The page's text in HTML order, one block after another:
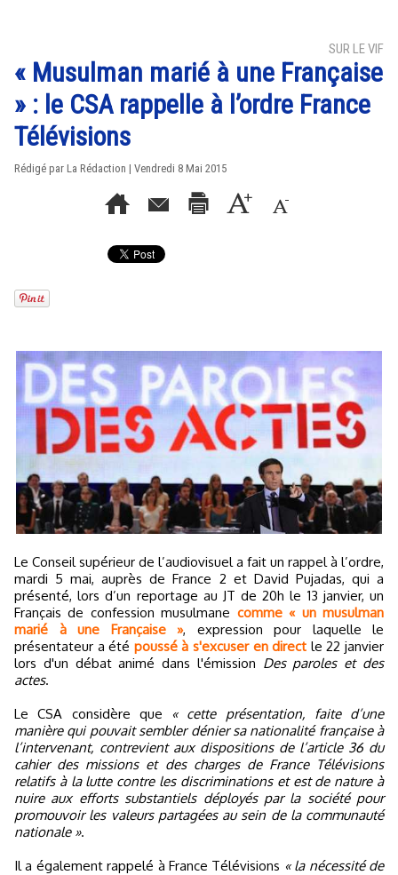
SUR LE VIF
« Musulman marié à une Française
» : le CSA rappelle à l’ordre France
Télévisions
Rédigé par La Rédaction | Vendredi 8 Mai 2015
Le Conseil supérieur de l’audiovisuel a fait un rappel à l’ordre,
mardi 5 mai, auprès de France 2 et David Pujadas, qui a
présenté, lors d’un reportage au JT de 20h le 13 janvier, un
Français de confession musulmane comme « un musulman
marié à une Française », expression pour laquelle le
présentateur a été poussé à s'excuser en direct le 22 janvier
lors d'un débat animé dans l'émission Des paroles et des
actes.
Le CSA considère que
« cette présentation, faite d’une
manière qui pouvait sembler dénier sa nationalité française à
l’intervenant, contrevient aux dispositions de l’article 36 du
cahier des missions et des charges de France Télévisions
relatifs à la lutte contre les discriminations et est de nature à
nuire aux efforts substantiels déployés par la société pour
promouvoir les valeurs partagées au sein de la communauté
nationale ».
Il a également rappelé à France Télévisions « la nécessité de